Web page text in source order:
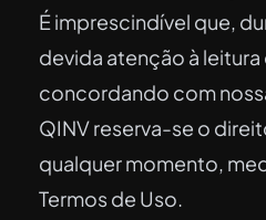
É imprescindível que,
devida atenção à
concordando com
QINV reserva-se o
qualquer momento,
Termos de Uso.